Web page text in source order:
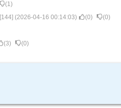
(1)
[144] (2026-04-16 00:14:03) (0) (0)
(3) (0)